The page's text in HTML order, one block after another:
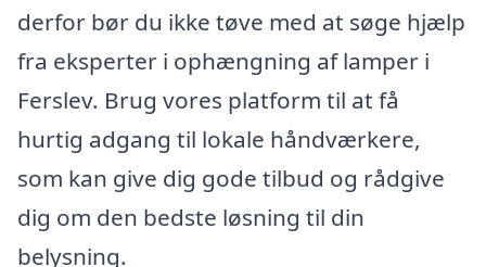
derfor bør du ikke tøve med at søge hjælp
fra eksperter i ophængning af lamper i
Ferslev. Brug vores platform til at få
hurtig adgang til lokale håndværkere,
som kan give dig gode tilbud og rådgive
dig om den bedste løsning til din
belysning.